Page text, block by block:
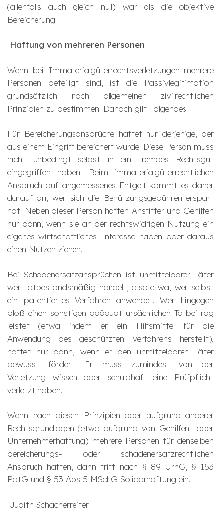
(allenfalls auch gleich null) war als die objektive
Bereicherung.
Haftung von mehreren Personen
Wenn bei Immaterialgüterrechtsverletzungen mehrere
Personen beteiligt sind, ist die Passivlegitimation
grundsätzlich nach allgemeinen zivilrechtlichen
Prinzipien zu bestimmen. Danach gilt Folgendes:
Für Bereicherungsansprüche haftet nur derjenige, der
aus einem Eingriff bereichert wurde. Diese Person muss
nicht unbedingt selbst in ein fremdes Rechtsgut
eingegriffen haben. Beim immaterialgüterrechtlichen
Anspruch auf angemessenes Entgelt kommt es daher
darauf an, wer sich die Benützungsgebühren erspart
hat. Neben dieser Person haften Anstifter und Gehilfen
nur dann, wenn sie an der rechtswidrigen Nutzung ein
eigenes wirtschaftliches Interesse haben oder daraus
einen Nutzen ziehen.
Bei Schadenersatzansprüchen ist unmittelbarer Täter
wer tatbestandsmäßig handelt, also etwa, wer selbst
ein patentiertes Verfahren anwendet. Wer hingegen
bloß einen sonstigen adäquat ursächlichen Tatbeitrag
leistet (etwa indem er ein Hilfsmittel für die
Anwendung des geschützten Verfahrens herstellt),
haftet nur dann, wenn er den unmittelbaren Täter
bewusst fördert. Er muss zumindest von der
Verletzung wissen oder schuldhaft eine Prüfpflicht
verletzt haben.
Wenn nach diesen Prinzipien oder aufgrund anderer
Rechtsgrundlagen (etwa aufgrund von Gehilfen- oder
Unternehmerhaftung) mehrere Personen für denselben
bereicherungs- oder schadenersatzrechtlichen
Anspruch haften, dann tritt nach § 89 UrhG, § 153
PatG und § 53 Abs 5 MSchG Solidarhaftung ein.
Judith Schacherreiter